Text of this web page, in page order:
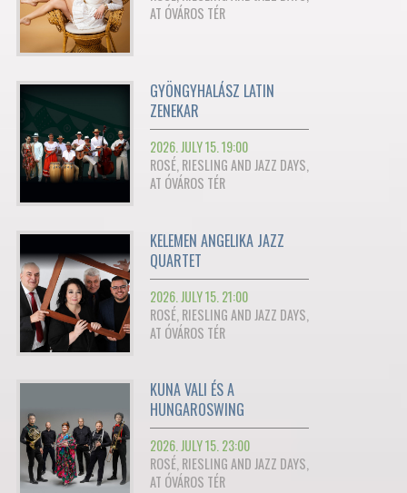
AT ÓVÁROS TÉR
GYÖNGYHALÁSZ LATIN
ZENEKAR
2026. JULY 15. 19:00
ROSÉ, RIESLING AND JAZZ DAYS,
AT ÓVÁROS TÉR
KELEMEN ANGELIKA JAZZ
QUARTET
2026. JULY 15. 21:00
ROSÉ, RIESLING AND JAZZ DAYS,
AT ÓVÁROS TÉR
KUNA VALI ÉS A
HUNGAROSWING
2026. JULY 15. 23:00
ROSÉ, RIESLING AND JAZZ DAYS,
AT ÓVÁROS TÉR